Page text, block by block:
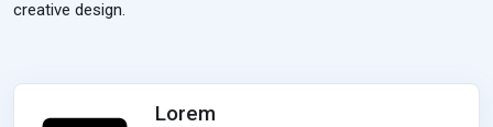
creative design.
Lorem